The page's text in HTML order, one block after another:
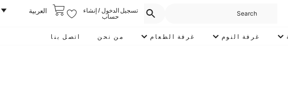
تسجيل الدخول / إنشاء
حساب
العربية
غرفة النوم غرفة الطعام من نحن اتصل بنا